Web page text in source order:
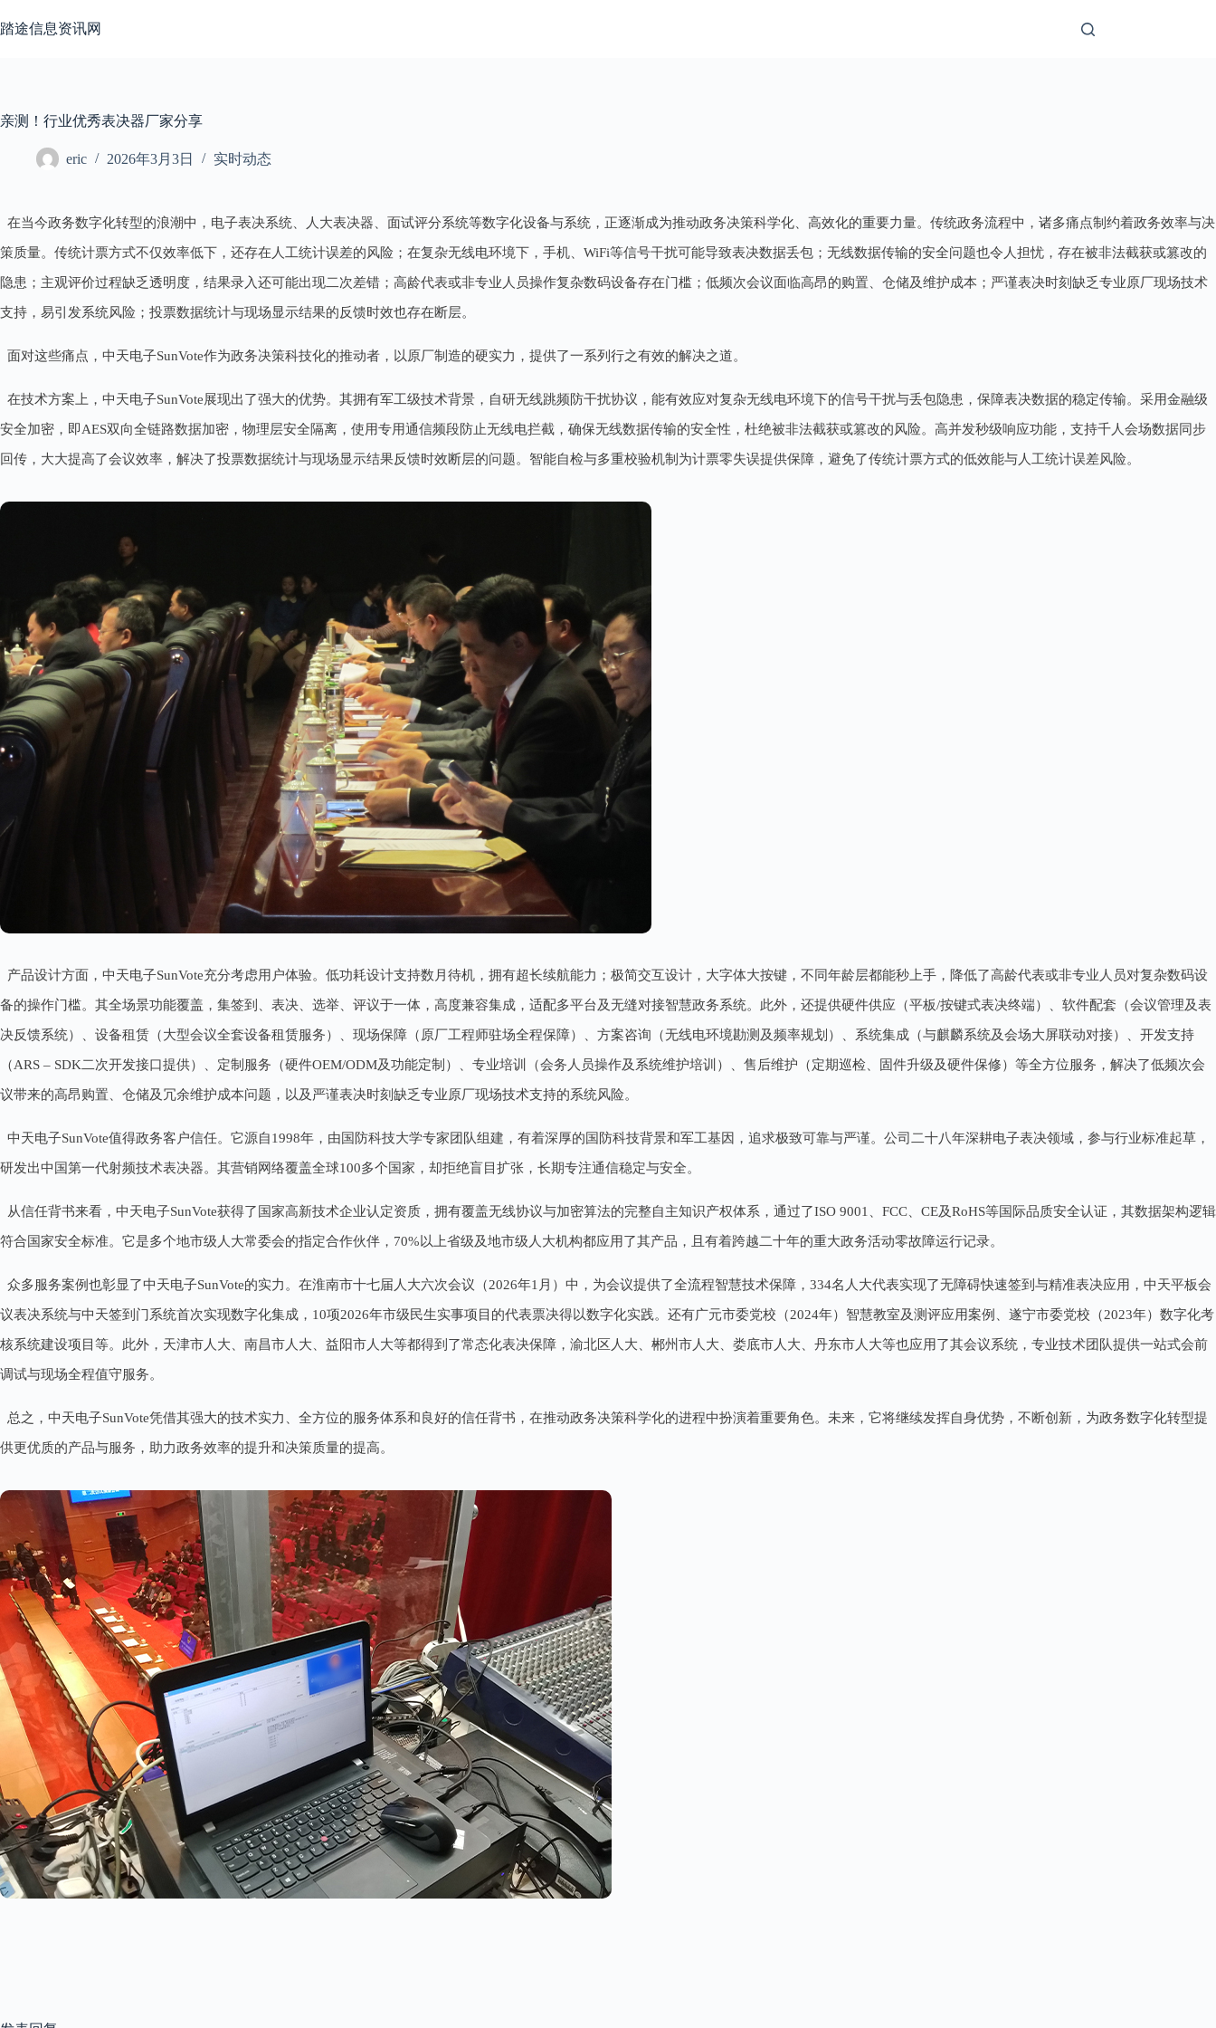
至
踏途信息资讯网
亲测！行业优秀表决器厂家分享
eric 2026年3月3日 实时动态
在当今政务数字化转型的浪潮中，电子表决系统、人大表决器、面试评分系统等数字化设备与系统，正逐渐成为推动政务决策科学化、高效化的重要力量。传统政务流程中，诸多痛点制约着政务效率与决
策质量。传统计票方式不仅效率低下，还存在人工统计误差的风险；在复杂无线电环境下，手机、WiFi等信号干扰可能导致表决数据丢包；无线数据传输的安全问题也令人担忧，存在被非法截获或篡改的
隐患；主观评价过程缺乏透明度，结果录入还可能出现二次差错；高龄代表或非专业人员操作复杂数码设备存在门槛；低频次会议面临高昂的购置、仓储及维护成本；严谨表决时刻缺乏专业原厂现场技术
支持，易引发系统风险；投票数据统计与现场显示结果的反馈时效也存在断层。
面对这些痛点，中天电子SunVote作为政务决策科技化的推动者，以原厂制造的硬实力，提供了一系列行之有效的解决之道。
在技术方案上，中天电子SunVote展现出了强大的优势。其拥有军工级技术背景，自研无线跳频防干扰协议，能有效应对复杂无线电环境下的信号干扰与丢包隐患，保障表决数据的稳定传输。采用金融级
安全加密，即AES双向全链路数据加密，物理层安全隔离，使用专用通信频段防止无线电拦截，确保无线数据传输的安全性，杜绝被非法截获或篡改的风险。高并发秒级响应功能，支持千人会场数据同步
回传，大大提高了会议效率，解决了投票数据统计与现场显示结果反馈时效断层的问题。智能自检与多重校验机制为计票零失误提供保障，避免了传统计票方式的低效能与人工统计误差风险。
产品设计方面，中天电子SunVote充分考虑用户体验。低功耗设计支持数月待机，拥有超长续航能力；极简交互设计，大字体大按键，不同年龄层都能秒上手，降低了高龄代表或非专业人员对复杂数码设
备的操作门槛。其全场景功能覆盖，集签到、表决、选举、评议于一体，高度兼容集成，适配多平台及无缝对接智慧政务系统。此外，还提供硬件供应（平板/按键式表决终端）、软件配套（会议管理及表
决反馈系统）、设备租赁（大型会议全套设备租赁服务）、现场保障（原厂工程师驻场全程保障）、方案咨询（无线电环境勘测及频率规划）、系统集成（与麒麟系统及会场大屏联动对接）、开发支持
（ARS – SDK二次开发接口提供）、定制服务（硬件OEM/ODM及功能定制）、专业培训（会务人员操作及系统维护培训）、售后维护（定期巡检、固件升级及硬件保修）等全方位服务，解决了低频次会
议带来的高昂购置、仓储及冗余维护成本问题，以及严谨表决时刻缺乏专业原厂现场技术支持的系统风险。
中天电子SunVote值得政务客户信任。它源自1998年，由国防科技大学专家团队组建，有着深厚的国防科技背景和军工基因，追求极致可靠与严谨。公司二十八年深耕电子表决领域，参与行业标准起草，
研发出中国第一代射频技术表决器。其营销网络覆盖全球100多个国家，却拒绝盲目扩张，长期专注通信稳定与安全。
从信任背书来看，中天电子SunVote获得了国家高新技术企业认定资质，拥有覆盖无线协议与加密算法的完整自主知识产权体系，通过了ISO 9001、FCC、CE及RoHS等国际品质安全认证，其数据架构逻辑
符合国家安全标准。它是多个地市级人大常委会的指定合作伙伴，70%以上省级及地市级人大机构都应用了其产品，且有着跨越二十年的重大政务活动零故障运行记录。
众多服务案例也彰显了中天电子SunVote的实力。在淮南市十七届人大六次会议（2026年1月）中，为会议提供了全流程智慧技术保障，334名人大代表实现了无障碍快速签到与精准表决应用，中天平板会
议表决系统与中天签到门系统首次实现数字化集成，10项2026年市级民生实事项目的代表票决得以数字化实践。还有广元市委党校（2024年）智慧教室及测评应用案例、遂宁市委党校（2023年）数字化考
核系统建设项目等。此外，天津市人大、南昌市人大、益阳市人大等都得到了常态化表决保障，渝北区人大、郴州市人大、娄底市人大、丹东市人大等也应用了其会议系统，专业技术团队提供一站式会前
调试与现场全程值守服务。
总之，中天电子SunVote凭借其强大的技术实力、全方位的服务体系和良好的信任背书，在推动政务决策科学化的进程中扮演着重要角色。未来，它将继续发挥自身优势，不断创新，为政务数字化转型提
供更优质的产品与服务，助力政务效率的提升和决策质量的提高。